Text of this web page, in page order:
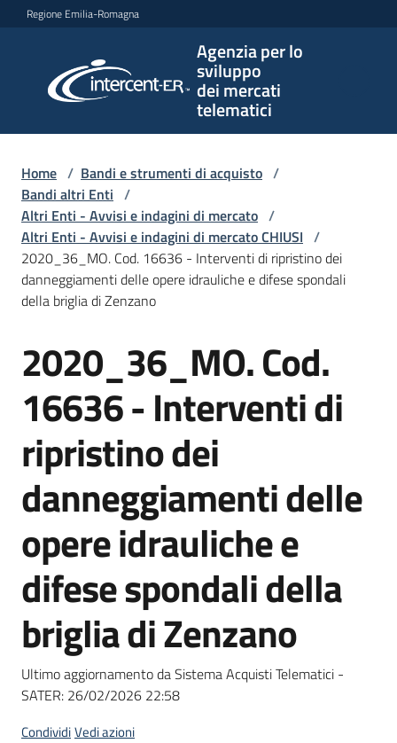
Vai al contenuto
Vai alla navigazione
Vai al footer
Regione Emilia-Romagna
Agenzia per lo
sviluppo
dei mercati
telematici
per lo
sviluppo
telematici
L'Agenzia
e
strumenti
acquisto
Supporto
Piattaforme
telematiche
English
site
Home / Bandi e strumenti di acquisto /
Bandi altri Enti /
Altri Enti - Avvisi e indagini di mercato /
Altri Enti - Avvisi e indagini di mercato CHIUSI /
2020_36_MO. Cod. 16636 - Interventi di ripristino dei
danneggiamenti delle opere idrauliche e difese spondali
della briglia di Zenzano
Salta al contenuto
2020_36_MO. Cod.
16636 - Interventi di
ripristino dei
danneggiamenti delle
opere idrauliche e
difese spondali della
briglia di Zenzano
Ultimo aggiornamento da Sistema Acquisti Telematici -
SATER: 26/02/2026 22:58
CondividiVedi azioni